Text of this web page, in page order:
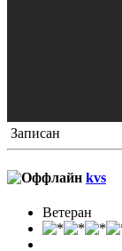
Записан
kvs
Ветеран